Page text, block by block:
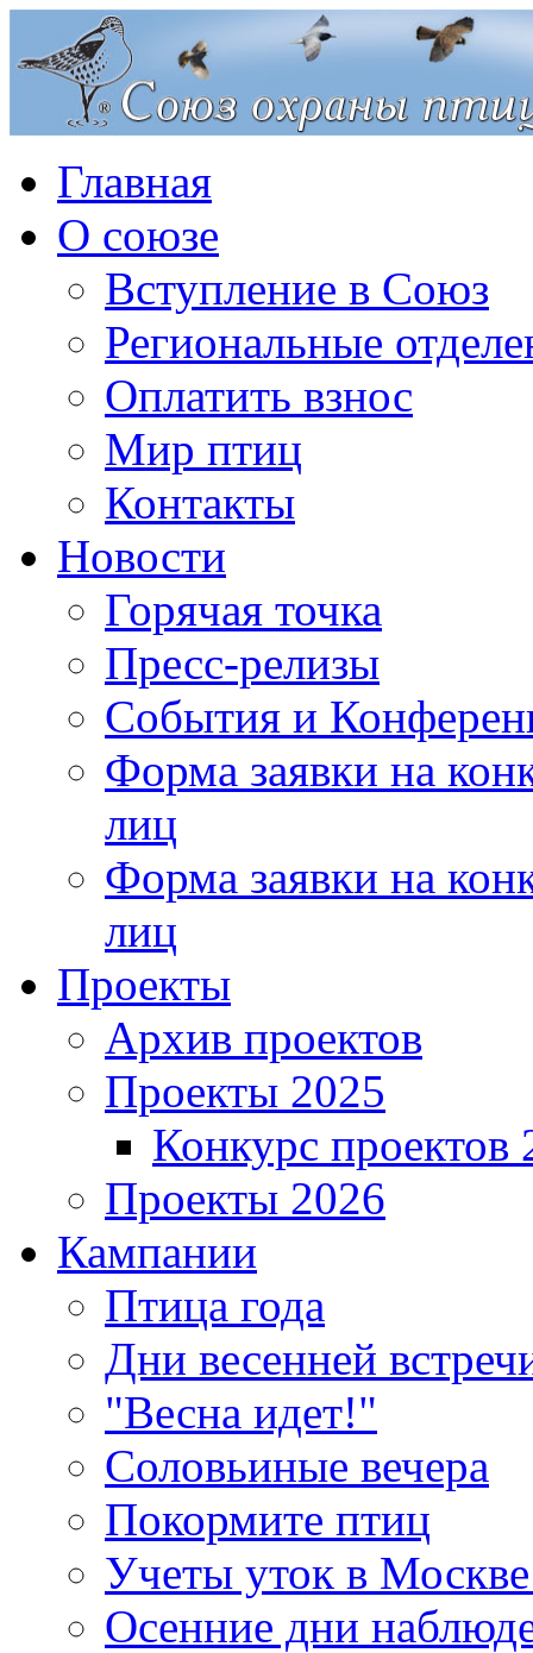
Главная
О союзе
Вступление в Союз
Региональные
Оплатить взнос
Мир птиц
Контакты
Новости
Горячая точка
Пресс-релизы
События и
Форма заявки на
лиц
Форма заявки на
лиц
Проекты
Архив проектов
Проекты 2025
Конкурс проектов
Проекты 2026
Кампании
Птица года
Дни весенней
"Весна идет!"
Соловьиные вечера
Покормите птиц
Учеты уток в
Осенние дни